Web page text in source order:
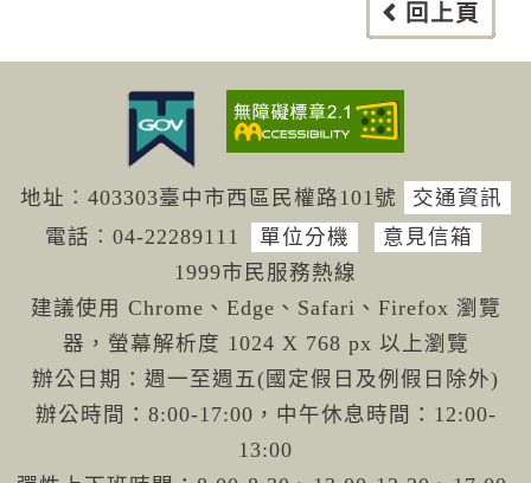
回上頁
地址︰403303臺中市西區民權路101號
交通資訊
電話︰04-22289111 單位分機
意見信箱
1999市民服務熱線
建議使用 Chrome、Edge、Safari、Firefox 瀏覽
器，螢幕解析度 1024 X 768 px 以上瀏覽
辦公日期：週一至週五(國定假日及例假日除外)
辦公時間：8:00-17:00，中午休息時間：12:00-
13:00